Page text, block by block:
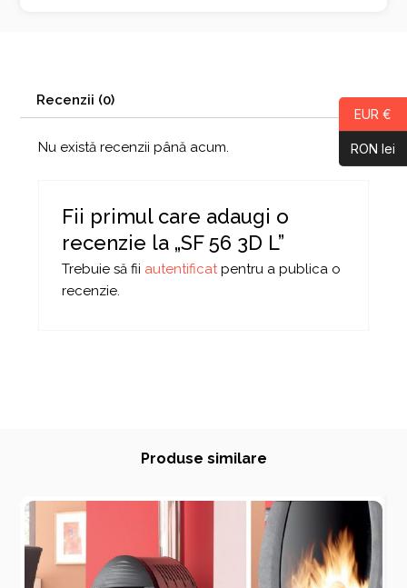
Recenzii (0)
Nu există recenzii până acum.
Fii primul care adaugi o
recenzie la „SF 56 3D L”
Trebuie să fii autentificatpentru a publica o
recenzie.
Produse similare
EUR €
RON lei